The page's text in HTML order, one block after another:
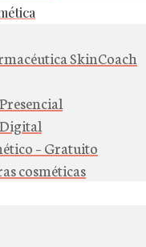
SkinCoach
– Gratuito
cosméticas